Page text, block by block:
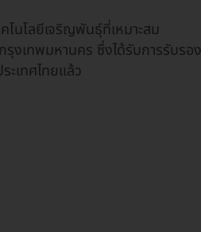
นโลยีเจริญพันธุ์ที่เหมาะสม
งเทพมหานคร ซึ่งได้รับการรับรอง
ะเทศไทยแล้ว